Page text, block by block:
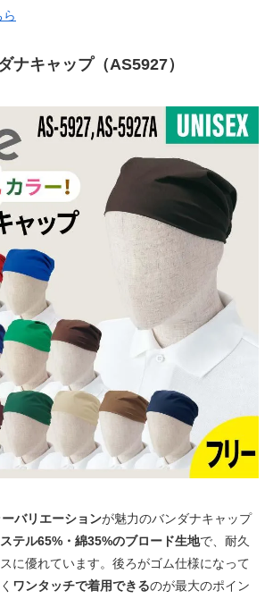
ナキャップ（AS5927）
バリエーションが魅力のバンダナキャップ
テル65%・綿35%のブロード生地で、耐久
に優れています。後ろがゴム仕様になって
ワンタッチで着用できるのが最大のポイン